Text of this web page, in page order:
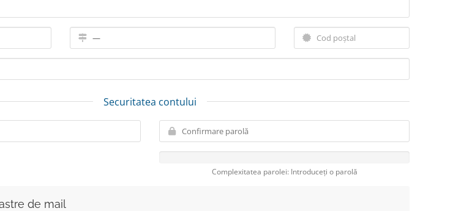
Securitatea contului
Complexitatea parolei: Introduceți o parolă
de mail